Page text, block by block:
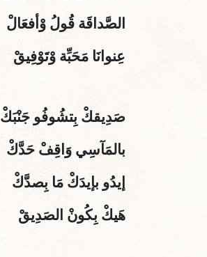
الصَّداقَة قُولُ وْأفعَالْ
عِنوانَا مَحَبِّة وْتَوْفِيقْ
صَدِيقكْ بِتشُوفُو جَنْبَكْ
بالمَآسِي وَاقِفْ حَدَّكْ
إيدُو بإيدَكْ مَا بِصدَّكْ
هَيكْ بِكُونْ الصَدِيقْ